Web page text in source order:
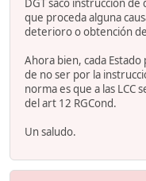
que proceda alguna
deterioro o obtención
Ahora bien, cada
de no ser por la
norma es que a las LCC
del art 12 RGCond.
Un saludo.